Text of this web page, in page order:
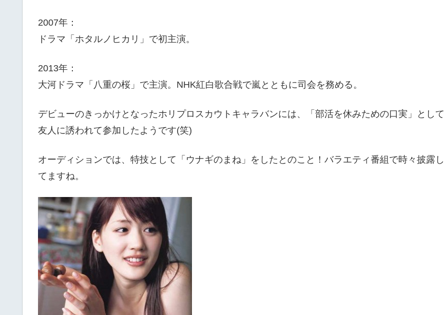
2007年：
ドラマ「ホタルノヒカリ」で初主演。
2013年：
大河ドラマ「八重の桜」で主演。NHK紅白歌合戦で嵐とともに司会を務める。
デビューのきっかけとなったホリプロスカウトキャラバンには、
「部活を休みための口実」として
友人に誘われて参加 したようです(笑)
オーディションでは、特技として 「ウナギのまね」 をしたとのこと！ バラエティ番組で時々披露 し
てますね。